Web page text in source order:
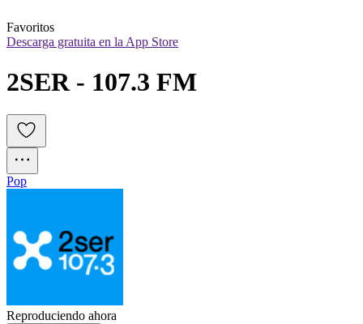
Favoritos
Descarga gratuita en la App Store
2SER - 107.3 FM
Pop
Reproduciendo ahora